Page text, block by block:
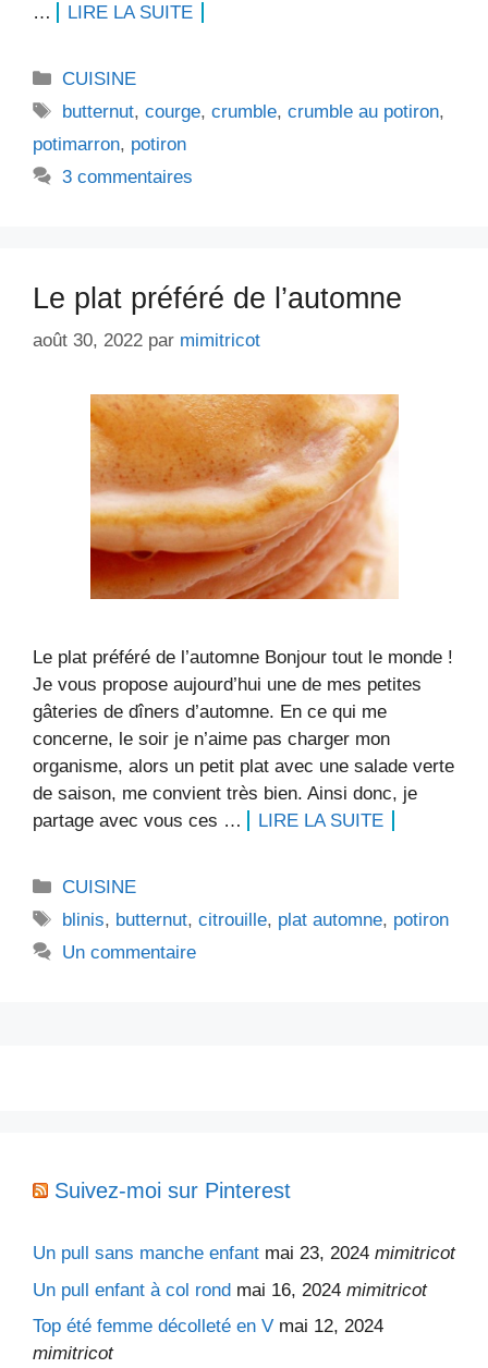
…
LIRE LA SUITE
Catégories
CUISINE
Étiquettes
butternut,courge,crumble,crumble au potiron,
potimarron, potiron
3 commentaires
Le plat préféré de l’automne
août 30, 2022 par mimitricot
Le plat préféré de l’automne Bonjour tout le monde !
Je vous propose aujourd’hui une de mes petites
gâteries de dîners d’automne. En ce qui me
concerne, le soir je n’aime pas charger mon
organisme, alors un petit plat avec une salade verte
de saison, me convient très bien. Ainsi donc, je
partage avec vous ces …
LIRE LA SUITE
Catégories
CUISINE
Étiquettes
blinis, butternut,citrouille, plat automne, potiron
Un commentaire
Suivez-moi sur Pinterest
Un pull sans manche enfant mai 23, 2024 mimitricot
Un pull enfant à col rond mai 16, 2024 mimitricot
Top été femme décolleté en V mai 12, 2024
mimitricot